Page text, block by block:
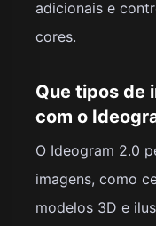
adicionais e
cores.
Que tipos de
com o
O Ideogram 2.0
imagens, como
modelos 3D e